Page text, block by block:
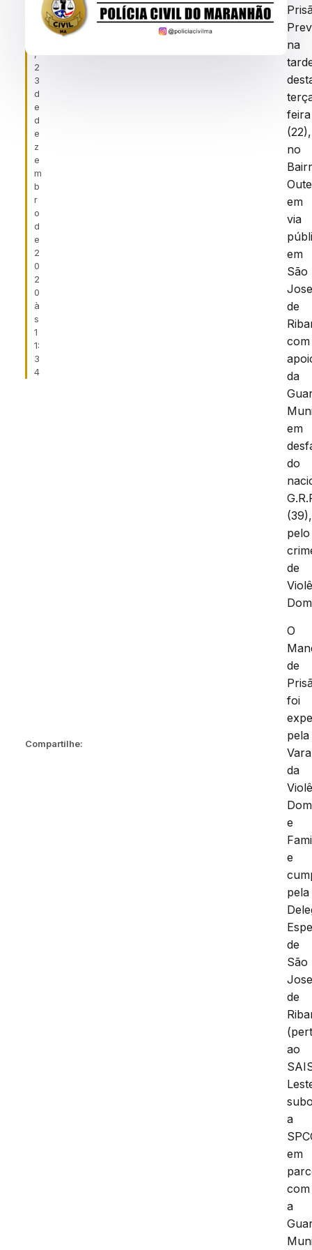
ei
,
2
3
d
e
d
e
z
e
m
b
r
o
d
e
2
0
2
0
à
s
1
1:
3
4
Compartilhe:
JOSE
DE
RIBAMAR/MA
na
feira
(22),
no
em
via
em
São
de
com
da
em
do
(39),
pelo
de
O
de
foi
pela
Vara
da
e
e
pela
de
São
de
ao
a
em
com
a